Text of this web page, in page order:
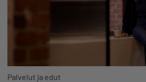
Palvelut ja edut